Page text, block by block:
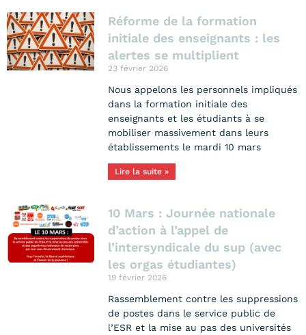
Réforme de la formation
initiale des enseignants : les
alertes se multiplient
23 février 2026
Nous appelons les personnels impliqués
dans la formation initiale des
enseignants et les étudiants à se
mobiliser massivement dans leurs
établissements le mardi 10 mars
Lire la suite »
10 Mars : Journée nationale
d’action à l’appel de
l’intersyndicale du sup (avec
les orgas étudiantes)
19 février 2026
Rassemblement contre les suppressions
de postes dans le service public de
l’ESR et la mise au pas des universités